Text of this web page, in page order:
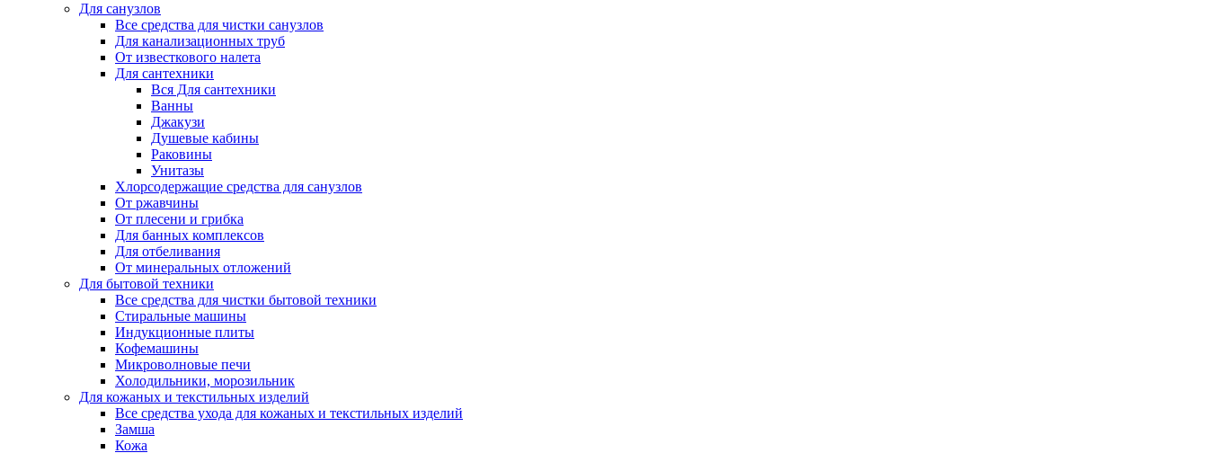
Для санузлов
Все средства для чистки санузлов
Для канализационных труб
От известкового налета
Для сантехники
Вся Для сантехники
Ванны
Джакузи
Душевые кабины
Раковины
Унитазы
Хлорсодержащие средства для санузлов
От ржавчины
От плесени и грибка
Для банных комплексов
Для отбеливания
От минеральных отложений
Для бытовой техники
Все средства для чистки бытовой техники
Стиральные машины
Индукционные плиты
Кофемашины
Микроволновые печи
Холодильники, морозильник
Для кожаных и текстильных изделий
Все средства ухода для кожаных и текстильных изделий
Замша
Кожа